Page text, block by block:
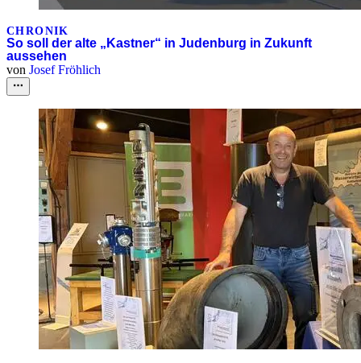
CHRONIK
So soll der alte „Kastner“ in Judenburg in Zukunft
aussehen
von Josef Fröhlich